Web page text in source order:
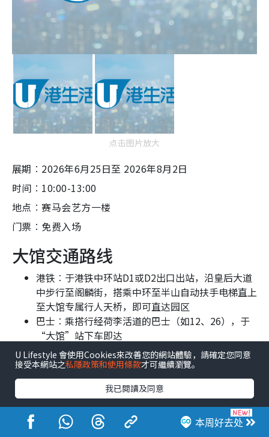
点击图片放大
展期︰2026年6月25日至 2026年8月2日
时间︰10:00-13:00
地点︰赛马会艺方一楼
门票︰免费入场
大馆交通路线
港铁︰于港铁中环站D1或D2出口出站，沿皇后大道
中步行至阁麟街，搭乘中环至半山自动扶手电梯直上
至大馆专属行人天桥，即可直达园区
巴士︰乘搭行经荷李活道的巴士（如12、26），于
“大馆”站下车即达
注︰以上资料只供参考。
延伸阅读︰ 本周好去处
U Lifestyle 會使用Cookies來改善您的網站體驗，請確定您同意
接受本網站之私隱政策和使用條款才可繼續瀏覽。
我已閱讀及同意